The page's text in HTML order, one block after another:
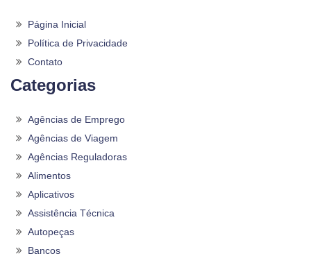
Página Inicial
Política de Privacidade
Contato
Categorias
Agências de Emprego
Agências de Viagem
Agências Reguladoras
Alimentos
Aplicativos
Assistência Técnica
Autopeças
Bancos